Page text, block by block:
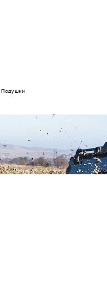
Подушки